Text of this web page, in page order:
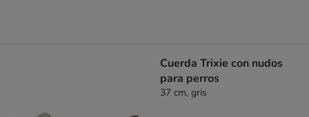
Cuerda Trixie con nudos
para perros
37 cm, gris